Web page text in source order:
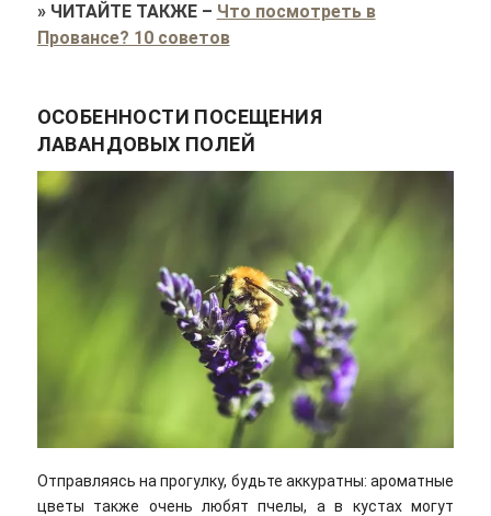
» ЧИТАЙТЕ ТАКЖЕ– Что посмотреть в
Провансе? 10 советов
ОСОБЕННОСТИ ПОСЕЩЕНИЯ
ЛАВАНДОВЫХ ПОЛЕЙ
Отправляясь на прогулку, будьте аккуратны: ароматные
цветы также очень любят пчелы, а в кустах могут